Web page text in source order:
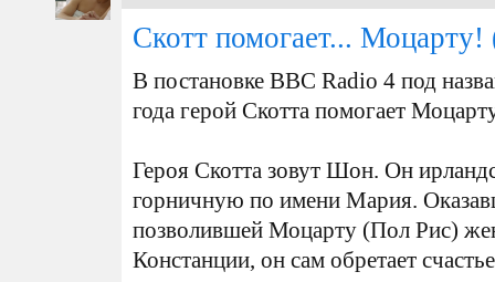
Скотт помогает... Моцарту!
В постановке BBC Radio 4 под
года герой Скотта помогает
Героя Скотта зовут Шон. Он
горничную по имени Мария.
позволившей Моцарту (Пол Рис)
Констанции, он сам обретает